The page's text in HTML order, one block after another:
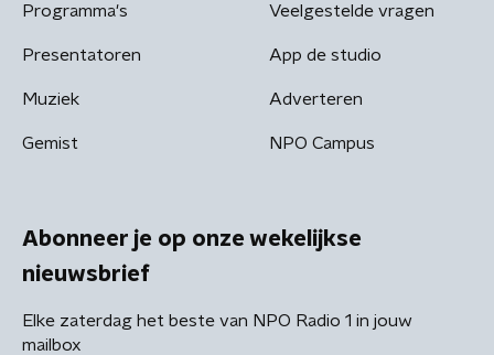
Programma's
Presentatoren
Muziek
Gemist
Veelgestelde vragen
App de studio
Adverteren
NPO Campus
Abonneer je op onze wekelijkse
nieuwsbrief
Elke zaterdag het beste van NPO Radio 1 in jouw
mailbox